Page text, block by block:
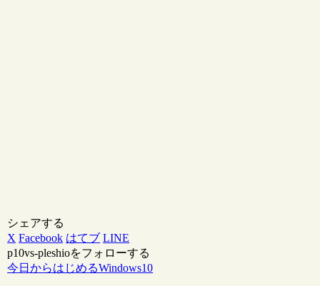
シェアする
X Facebook はてブ LINE
p10vs-pleshioをフォローする
今日からはじめるWindows10